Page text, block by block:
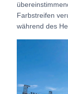
SMD LED-
LED-
Farbstreifen
während des